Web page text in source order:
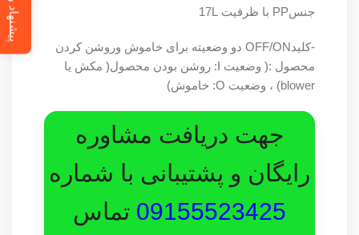
جنسPP با ظرفیت 17L
-کلیدOFF/ON دو وضعیته برای خاموش وروشن کردن
محصول :( وضعیت I: روشن بودن محصول( مکش یا
blower) ، وضعیت O: خاموش)
جهت دریافت مشاوره
رایگان و پشتیبانی با شماره
09155523425 تماس